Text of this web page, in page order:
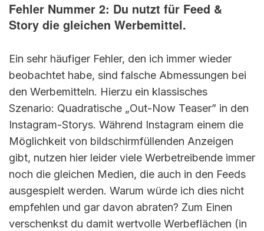
Fehler Nummer 2: Du nutzt für Feed &
Story die gleichen Werbemittel.
Ein sehr häufiger Fehler, den ich immer wieder
beobachtet habe, sind falsche Abmessungen bei
den Werbemitteln. Hierzu ein klassisches
Szenario: Quadratische „Out-Now Teaser” in den
Instagram-Storys. Während Instagram einem die
Möglichkeit von bildschirmfüllenden Anzeigen
gibt, nutzen hier leider viele Werbetreibende immer
noch die gleichen Medien, die auch in den Feeds
ausgespielt werden. Warum würde ich dies nicht
empfehlen und gar davon abraten? Zum Einen
verschenkst du damit wertvolle Werbeflächen (in